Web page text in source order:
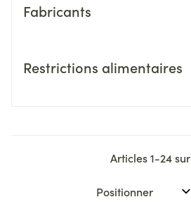
Fabricants
Restrictions alimentaires
Articles1-24sur
Trier par: